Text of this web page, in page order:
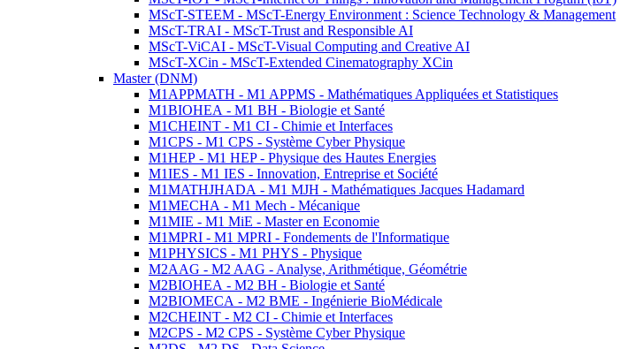
MScT-STEEM - MScT-Energy Environment : Science Technology & Management
MScT-TRAI - MScT-Trust and Responsible AI
MScT-ViCAI - MScT-Visual Computing and Creative AI
MScT-XCin - MScT-Extended Cinematography XCin
Master (DNM)
M1APPMATH - M1 APPMS - Mathématiques Appliquées et Statistiques
M1BIOHEA - M1 BH - Biologie et Santé
M1CHEINT - M1 CI - Chimie et Interfaces
M1CPS - M1 CPS - Système Cyber Physique
M1HEP - M1 HEP - Physique des Hautes Energies
M1IES - M1 IES - Innovation, Entreprise et Société
M1MATHJHADA - M1 MJH - Mathématiques Jacques Hadamard
M1MECHA - M1 Mech - Mécanique
M1MIE - M1 MiE - Master en Economie
M1MPRI - M1 MPRI - Fondements de l'Informatique
M1PHYSICS - M1 PHYS - Physique
M2AAG - M2 AAG - Analyse, Arithmétique, Géométrie
M2BIOHEA - M2 BH - Biologie et Santé
M2BIOMECA - M2 BME - Ingénierie BioMédicale
M2CHEINT - M2 CI - Chimie et Interfaces
M2CPS - M2 CPS - Système Cyber Physique